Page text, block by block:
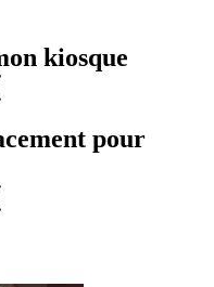
kiosque
pour